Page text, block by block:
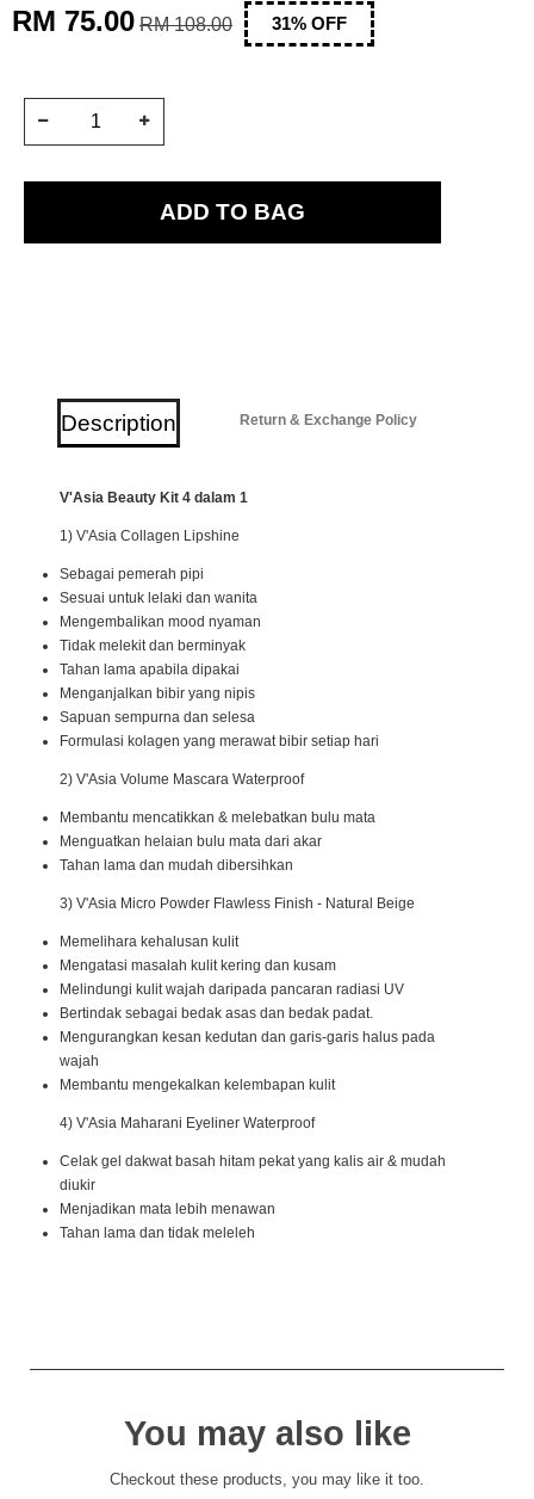
RM 75.00 RM 108.00 31% OFF
Description Return & Exchange Policy
V'Asia Beauty Kit 4 dalam 1
1) V'Asia Collagen Lipshine
Sebagai pemerah pipi
Sesuai untuk lelaki dan wanita
Mengembalikan mood nyaman
Tidak melekit dan berminyak
Tahan lama apabila dipakai
Menganjalkan bibir yang nipis
Sapuan sempurna dan selesa
Formulasi kolagen yang merawat bibir setiap hari
2) V'Asia Volume Mascara Waterproof
Membantu mencatikkan & melebatkan bulu mata
Menguatkan helaian bulu mata dari akar
Tahan lama dan mudah dibersihkan
3) V'Asia Micro Powder Flawless Finish - Natural Beige
Memelihara kehalusan kulit
Mengatasi masalah kulit kering dan kusam
Melindungi kulit wajah daripada pancaran radiasi UV
Bertindak sebagai bedak asas dan bedak padat.
Mengurangkan kesan kedutan dan garis-garis halus pada
wajah
Membantu mengekalkan kelembapan kulit
4) V'Asia Maharani Eyeliner Waterproof
Celak gel dakwat basah hitam pekat yang kalis air & mudah
diukir
Menjadikan mata lebih menawan
Tahan lama dan tidak meleleh
You may also like
Checkout these products, you may like it too.